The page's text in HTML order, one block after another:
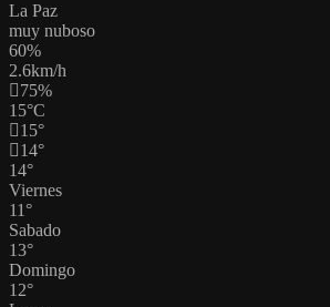
La Paz
muy nuboso
60%
2.6km/h
75%
15°C
15°
14°
14°
Viernes
11°
Sabado
13°
Domingo
12°